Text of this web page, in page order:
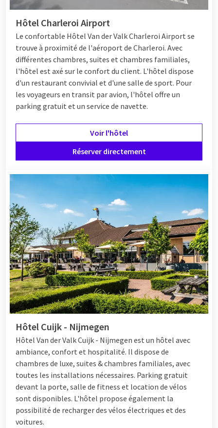
Hôtel Charleroi Airport
Le confortable Hôtel Van der Valk Charleroi Airport se
trouve à proximité de l'aéroport de Charleroi. Avec
différentes chambres, suites et chambres familiales,
l'hôtel est axé sur le confort du client. L'hôtel dispose
d'un restaurant convivial et d'une salle de sport. Pour
les voyageurs en transit par avion, l'hôtel offre un
parking gratuit et un service de navette.
Voir l'hôtel
Réserver directement
Hôtel Cuijk - Nijmegen
Hôtel Van der Valk Cuijk - Nijmegen est un hôtel avec
ambiance, confort et hospitalité. Il dispose de
chambres de luxe, suites & chambres familiales, avec
toutes les installations nécessaires. Parking gratuit
devant la porte, salle de fitness et location de vélos
sont disponibles. L'hôtel propose également la
possibilité de recharger des vélos électriques et des
voitures.